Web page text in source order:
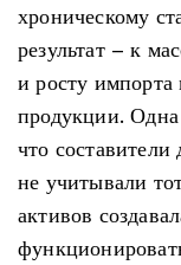
хроническому
результат – к
и росту
продукции.
что составители
не учитывали
активов